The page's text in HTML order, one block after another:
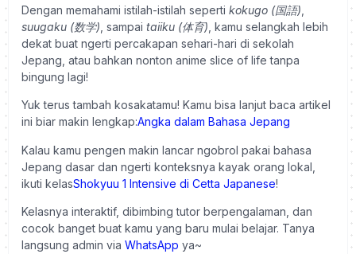
Dengan memahami istilah-istilah seperti kokugo (国語)
suugaku (数学) , sampai taiiku (体育) , kamu selangkah lebih
dekat buat ngerti percakapan sehari-hari di sekolah
Jepang, atau bahkan nonton anime slice of life tanpa
bingung lagi!
Yuk terus tambah kosakatamu! Kamu bisa lanjut baca artikel
ini biar makin lengkap:Angka dalam Bahasa Jepang
Kalau kamu pengen makin lancar ngobrol pakai bahasa
Jepang dasar dan ngerti konteksnya kayak orang lokal,
ikuti kelasShokyuu 1 Intensive di Cetta Japanese!
Kelasnya interaktif, dibimbing tutor berpengalaman, dan
cocok banget buat kamu yang baru mulai belajar. Tanya
langsung admin via WhatsApp ya~